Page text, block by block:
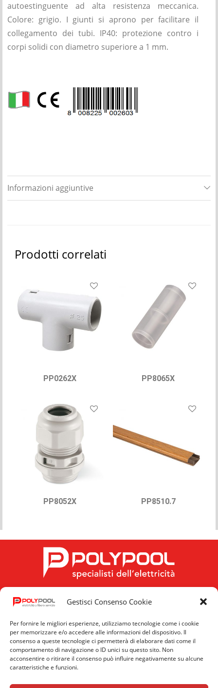
Gestisci Consenso Cookie
Per fornire le migliori esperienze, utilizziamo tecnologie come i cookie
per memorizzare e/o accedere alle informazioni del dispositivo. Il
consenso a queste tecnologie ci permetterà di elaborare dati come il
comportamento di navigazione o ID unici su questo sito. Non
acconsentire o ritirare il consenso può influire negativamente su alcune
caratteristiche e funzioni.
autoestinguente ad alta resistenza meccanica.
Colore: grigio. I giunti si aprono per facilitare il
collegamento dei tubi. IP40: protezione contro i
corpi solidi con diametro superiore a 1 mm.
Informazioni aggiuntive
Prodotti correlati
PP0262X PP8065X
PP8052X PP8510.7
Privacy
Cookie
News